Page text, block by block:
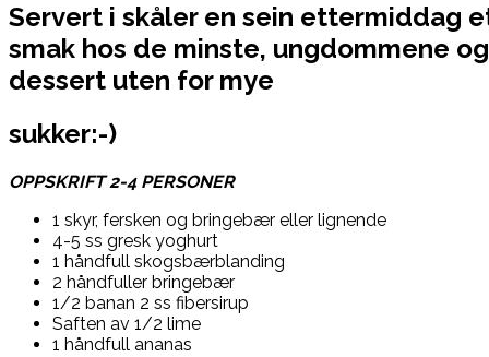
Servert i skåler en sein ettermiddag
smak hos de minste, ungdommene og
dessert uten for mye
sukker:-)
OPPSKRIFT 2-4 PERSONER
1 skyr, fersken og bringebær eller lignende
4-5 ss gresk yoghurt
1 håndfull skogsbærblanding
2 håndfuller bringebær
1/2 banan 2 ss fibersirup
Saften av 1/2 lime
1 håndfull ananas